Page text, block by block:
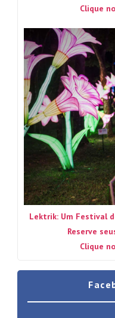
Clique
Lektrik: Um Festival
Reserve
Clique